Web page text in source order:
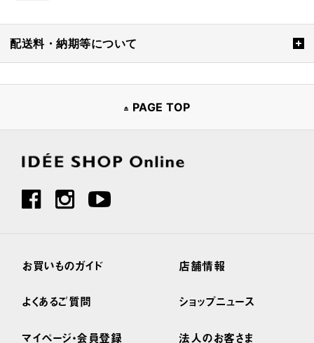
配送料・納期等について
PAGE TOP
お買いものガイド
よくあるご質問
マイページ・会員登録
店舗情報
ショップニュース
法人のお客さま